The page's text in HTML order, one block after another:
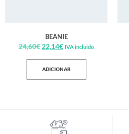
BEANIE
24,60€ 22,14€ IVA incluido
ADICIONAR